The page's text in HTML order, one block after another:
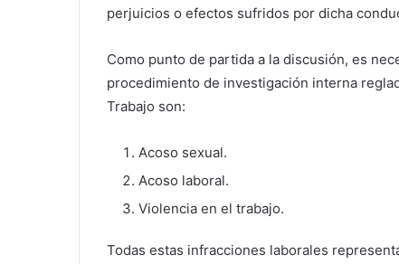
perjuicios o efectos sufridos por dicha
Como punto de partida a la discusión, es
procedimiento de investigación interna
Trabajo son:
Acoso sexual.
Acoso laboral.
Violencia en el trabajo.
Todas estas infracciones laborales